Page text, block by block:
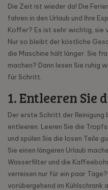
Die Zeit ist wieder da! Die
fahren in den Urlaub und Ihre
Koffer? Es ist sehr wichtig, sie
Nur so bleibt der köstliche
die Maschine hält länger. Sie
machen? Dann lesen Sie ruhig
für Schritt.
1. Entleeren Sie
Der erste Schritt der
entleeren. Leeren Sie die
und spülen Sie die losen Teile
Sie einen längeren Urlaub
Wasserfilter und die
verreisen nur für ein paar
vorübergehend im Kühlschrank